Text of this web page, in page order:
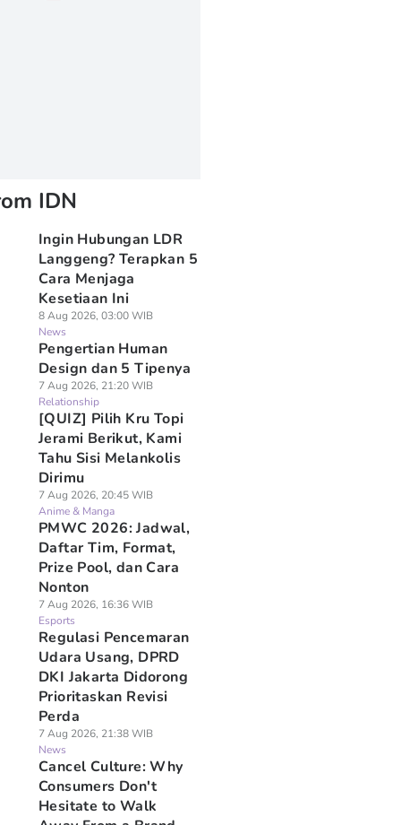
IDN
Ingin Hubungan LDR
Langgeng? Terapkan 5
Cara Menjaga
Kesetiaan Ini
8 Aug 2026, 03:00 WIB
News
Pengertian Human
Design dan 5 Tipenya
7 Aug 2026, 21:20 WIB
Relationship
[QUIZ] Pilih Kru Topi
Jerami Berikut, Kami
Tahu Sisi Melankolis
Dirimu
7 Aug 2026, 20:45 WIB
Anime & Manga
PMWC 2026: Jadwal,
Daftar Tim, Format,
Prize Pool, dan Cara
Nonton
7 Aug 2026, 16:36 WIB
Esports
Regulasi Pencemaran
Udara Usang, DPRD
DKI Jakarta Didorong
Prioritaskan Revisi
Perda
7 Aug 2026, 21:38 WIB
News
Cancel Culture: Why
Consumers Don't
Hesitate to Walk